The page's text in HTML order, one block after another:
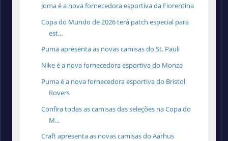
Joma é a nova fornecedora esportiva da Fiorentina
Copa do Mundo de 2026 terá patch especial para
est...
Puma apresenta as novas camisas do St. Pauli
Nike é a nova fornecedora esportiva do Monza
Puma é a nova fornecedora esportiva do Bristol
Rovers
Confira todas as camisas das seleções na Copa do
M...
Craft apresenta as novas camisas do Aarhus